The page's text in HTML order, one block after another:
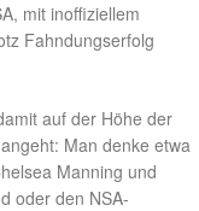
mit inoffiziellem
Fahndungserfolg
auf der Höhe der
angeht: Man denke etwa
Manning und
oder den NSA-